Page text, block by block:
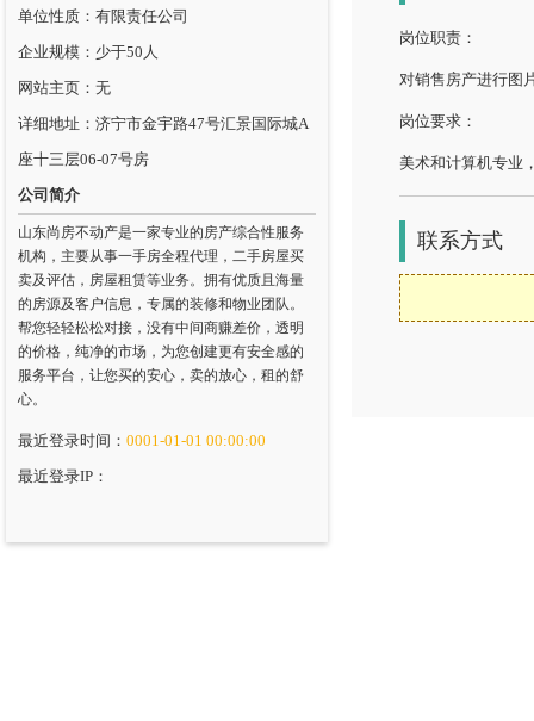
单位性质：有限责任公司
企业规模：少于50人
网站主页：无
详细地址：济宁市金宇路47号汇景国际城A
座十三层06-07号房
公司简介
山东尚房不动产是一家专业的房产综合性服务
机构，主要从事一手房全程代理，二手房屋买
卖及评估，房屋租赁等业务。拥有优质且海量
的房源及客户信息，专属的装修和物业团队。
帮您轻轻松松对接，没有中间商赚差价，透明
的价格，纯净的市场，为您创建更有安全感的
服务平台，让您买的安心，卖的放心，租的舒
心。
最近登录时间： 0001-01-01 00:00:00
最近登录IP：
岗位职责：
对销售房产进行图
岗位要求：
美术和计算机专业
联系方式